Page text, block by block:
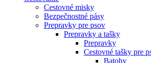
Cestovné misky
Bezpečnostné pásy
Prepravky pre psov
Prepravky a tašky
Prepravky
Cestovné tašky pre
Batohy